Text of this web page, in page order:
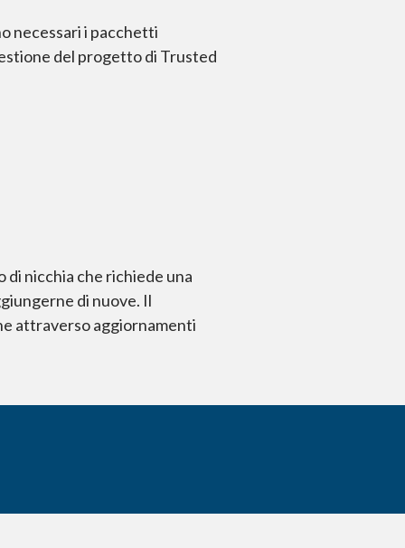
necessari i pacchetti
del progetto di Trusted
nicchia che richiede una
di nuove. Il
attraverso aggiornamenti